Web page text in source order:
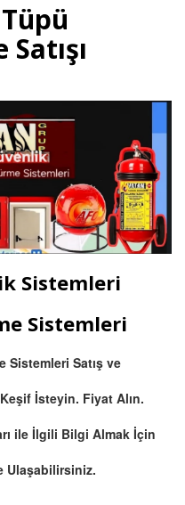
KKT tozlu, köpüklü, CO2
yangın tüpleri, otomatik
tipi sprinkli, pano ve
davlumbaz tüpü satışı
Devamını Oku
Hassas Yangın ve Duman
Çeşitleri
duman dedektörü ısı
(pilli duman
ve yüksek tavanlı
dedektörü satış ve
Otomatik Gazlı Söndürme
Sistemleri
FM200, Novec 1230
Sistemleri
Sistemleri
Sistemleri Satış ve
İsteyin. Fiyat Alın.
ile İlgili Bilgi Almak İçin
Ulaşabilirsiniz.